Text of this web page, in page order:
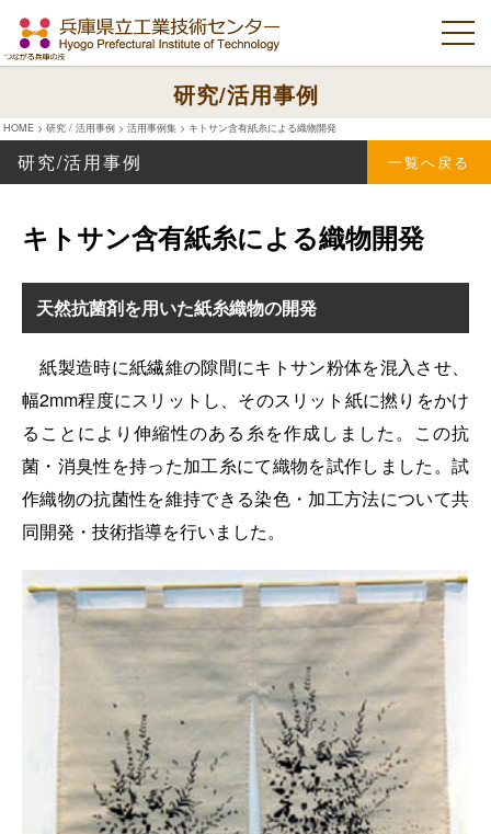
研究/活用事例
HOME > 研究 / 活用事例 > 活用事例集 > キトサン含有紙糸による織物開発
研究/活用事例 一覧へ戻る
キトサン含有紙糸による織物開発
天然抗菌剤を用いた紙糸織物の開発
紙製造時に紙繊維の隙間にキトサン粉体を混入させ、
幅2mm程度にスリットし、そのスリット紙に撚りをかけ
ることにより伸縮性のある糸を作成しました。この抗
菌・消臭性を持った加工糸にて織物を試作しました。試
作織物の抗菌性を維持できる染色・加工方法について共
同開発・技術指導を行いました。